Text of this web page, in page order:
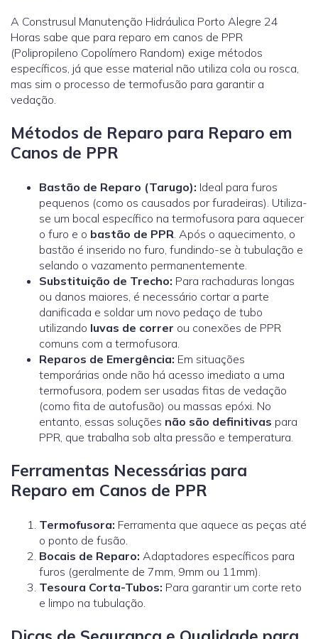
A Construsul Manutenção Hidráulica Porto Alegre 24
Horas sabe que para reparo em canos de PPR
(Polipropileno Copolímero Random) exige métodos
específicos, já que esse material não utiliza cola ou rosca,
mas sim o processo de termofusão para garantir a
vedação.
Métodos de Reparo para Reparo em
Canos de PPR
Bastão de Reparo (Tarugo): Ideal para furos
pequenos (como os causados por furadeiras). Utiliza-
se um bocal específico na termofusora para aquecer
o furo e o bastão de PPR . Após o aquecimento, o
bastão é inserido no furo, fundindo-se à tubulação e
selando o vazamento permanentemente.
Substituição de Trecho: Para rachaduras longas
ou danos maiores, é necessário cortar a parte
danificada e soldar um novo pedaço de tubo
utilizando luvas de correr ou conexões de PPR
comuns com a termofusora.
Reparos de Emergência: Em situações
temporárias onde não há acesso imediato a uma
termofusora, podem ser usadas fitas de vedação
(como fita de autofusão) ou massas epóxi. No
entanto, essas soluções não são definitivas para
PPR, que trabalha sob alta pressão e temperatura.
Ferramentas Necessárias para
Reparo em Canos de PPR
Termofusora: Ferramenta que aquece as peças até
o ponto de fusão.
Bocais de Reparo: Adaptadores específicos para
furos (geralmente de 7mm, 9mm ou 11mm).
Tesoura Corta-Tubos: Para garantir um corte reto
e limpo na tubulação.